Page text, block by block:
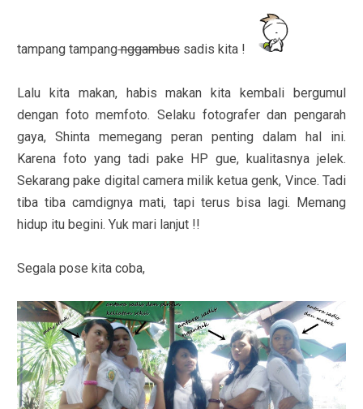
tampang tampangnggambussadis kita !
Lalu kita makan, habis makan kita kembali bergumul
dengan foto memfoto. Selaku fotografer dan pengarah
gaya, Shinta memegang peran penting dalam hal ini.
Karena foto yang tadi pake HP gue, kualitasnya jelek.
Sekarang pake digital camera milik ketua genk, Vince. Tadi
tiba tiba camdignya mati, tapi terus bisa lagi. Memang
hidup itu begini. Yuk mari lanjut !!
Segala pose kita coba,